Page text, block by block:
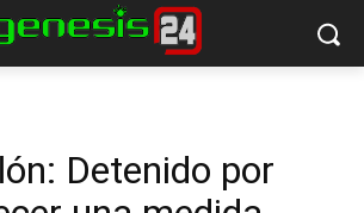
Detenido por